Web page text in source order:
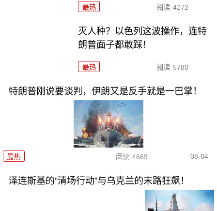
最热 阅读 4272
灭人种？以色列这波操作，连特
朗普面子都敢踩！
最热 阅读 5780
特朗普刚说要谈判，伊朗又是反手就是一巴掌！
最热 阅读 4669 08-04
泽连斯基的“清场行动”与乌克兰的末路狂飙！